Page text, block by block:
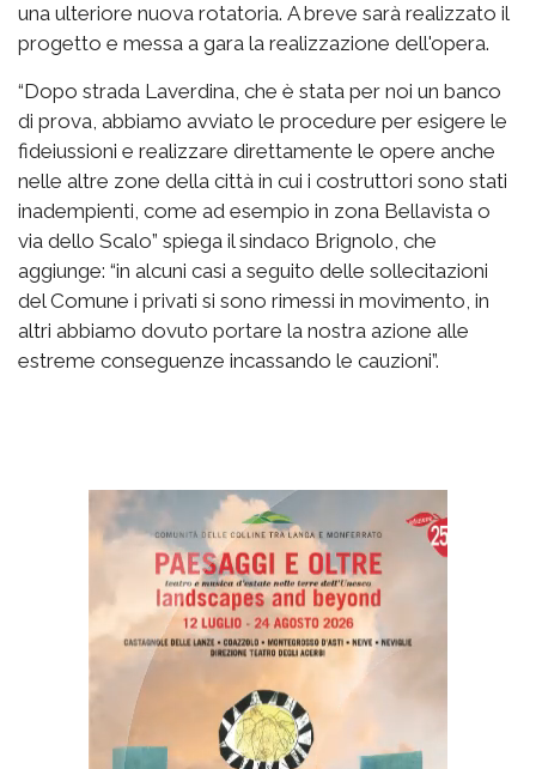
una ulteriore nuova rotatoria. A breve sarà realizzato il
progetto e messa a gara la realizzazione dell'opera.
“Dopo strada Laverdina, che è stata per noi un banco
di prova, abbiamo avviato le procedure per esigere le
fideiussioni e realizzare direttamente le opere anche
nelle altre zone della città in cui i costruttori sono stati
inadempienti, come ad esempio in zona Bellavista o
via dello Scalo” spiega il sindaco Brignolo, che
aggiunge: “in alcuni casi a seguito delle sollecitazioni
del Comune i privati si sono rimessi in movimento, in
altri abbiamo dovuto portare la nostra azione alle
estreme conseguenze incassando le cauzioni”.